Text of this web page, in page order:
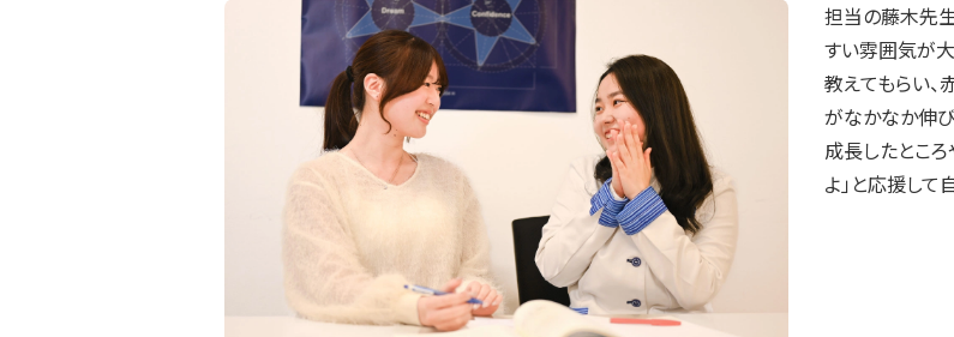
担当の藤木先
すい雰囲気が
教えてもらい、
がなかなか伸
成長したところ
よ」と応援して